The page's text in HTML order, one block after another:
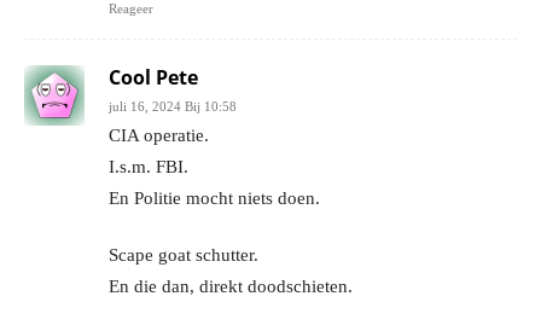
Reageer
Cool Pete
juli 16, 2024 Bij 10:58
CIA operatie.
I.s.m. FBI.
En Politie mocht niets doen.
Scape goat schutter.
En die dan, direkt doodschieten.